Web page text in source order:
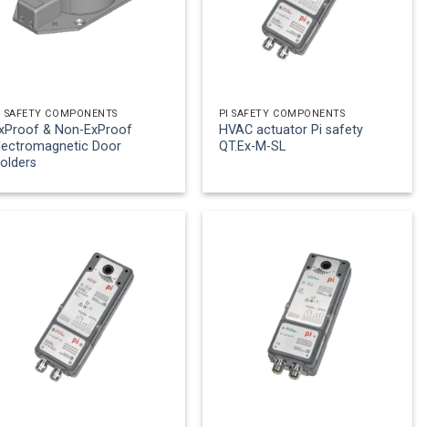
SAFETY COMPONENTS
& Non-ExProof
Door
PI SAFETY COMPONENTS
HVAC actuator Pi safety
QT.Ex-M-SL